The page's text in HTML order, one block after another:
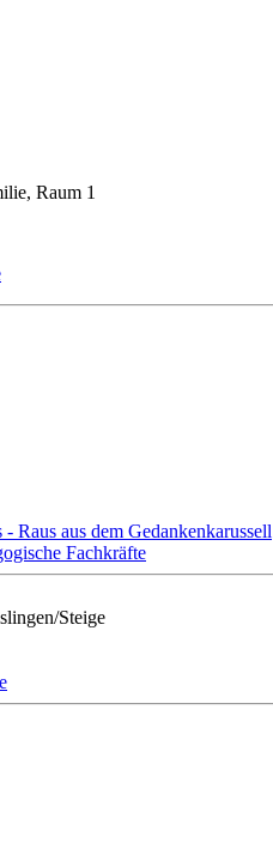
Raum 1
Raus aus dem Gedankenkarussell
Fachkräfte
Steige